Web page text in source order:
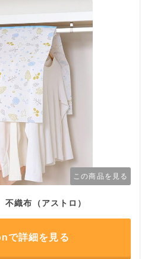
この商品を見る
織布（アストロ）
で詳細を見る